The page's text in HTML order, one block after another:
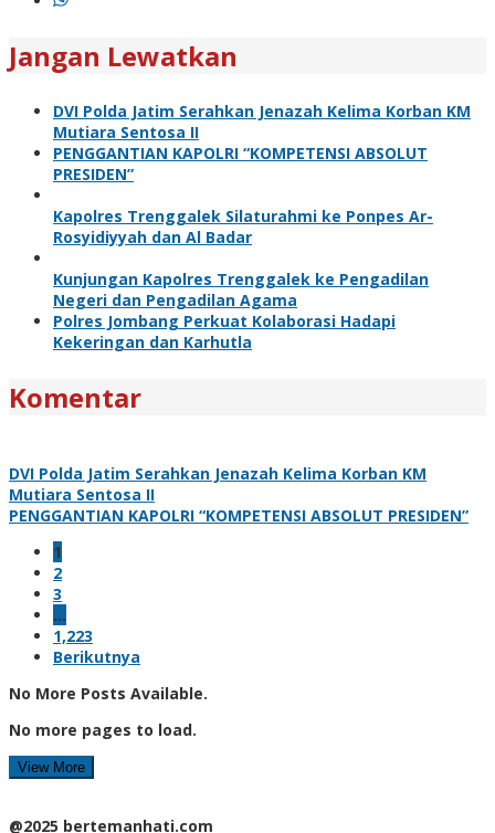
Jangan Lewatkan
DVI Polda Jatim Serahkan Jenazah Kelima Korban KM
Mutiara Sentosa II
PENGGANTIAN KAPOLRI “KOMPETENSI ABSOLUT
PRESIDEN”
Kapolres Trenggalek Silaturahmi ke Ponpes Ar-
Rosyidiyyah dan Al Badar
Kunjungan Kapolres Trenggalek ke Pengadilan
Negeri dan Pengadilan Agama
Polres Jombang Perkuat Kolaborasi Hadapi
Kekeringan dan Karhutla
Komentar
DVI Polda Jatim Serahkan Jenazah Kelima Korban KM
Mutiara Sentosa II
PENGGANTIAN KAPOLRI “KOMPETENSI ABSOLUT PRESIDEN”
1
2
3
…
1,223
Berikutnya
No More Posts Available.
No more pages to load.
View More
@2025 bertemanhati.com